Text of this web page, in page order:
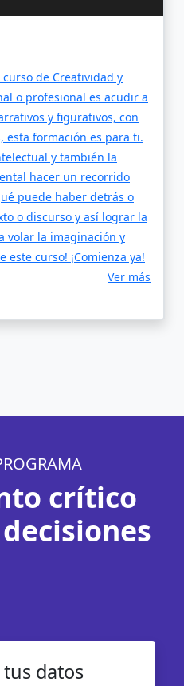
de Creatividad y
o profesional es acudir a
y figurativos, con
esta formación es para ti.
y también la
hacer un recorrido
puede haber detrás o
o discurso y así lograr la
volar la imaginación y
curso! ¡Comienza ya!
Ver más
crítico
datos